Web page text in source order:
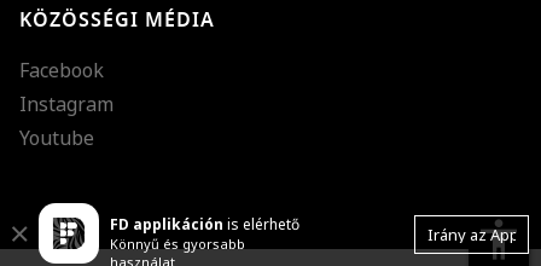
KÖZÖSSÉGI MÉDIA
Facebook
Instagram
Youtube
FD applikáción is elérhető
Könnyű és gyorsabb
használat
Irány az App
Close accessibility
Nagy kurzor